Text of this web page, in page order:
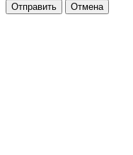
Отправить Отмена